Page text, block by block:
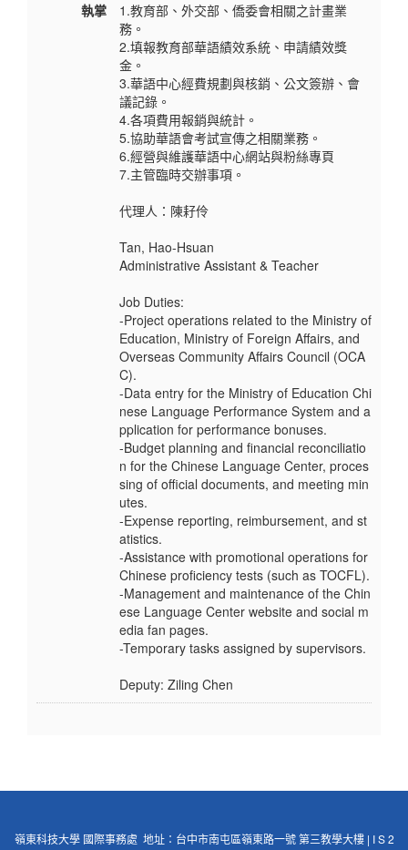
執掌
1.教育部、外交部、僑委會相關之計畫業
務。
2.填報教育部華語績效系統、申請績效獎
金。
3.華語中心經費規劃與核銷、公文簽辦、會
議記錄。
4.各項費用報銷與統計。
5.協助華語會考試宣傳之相關業務。
6.經營與維護華語中心網站與粉絲專頁
7.主管臨時交辦事項。
代理人：陳耔伶
Tan, Hao-Hsuan
Administrative Assistant & Teacher
Job Duties:
-Project operations related to the Ministry of
Education, Ministry of Foreign Affairs, and
Overseas Community Affairs Council (OCA
C).
-Data entry for the Ministry of Education Chi
nese Language Performance System and a
pplication for performance bonuses.
-Budget planning and financial reconciliatio
n for the Chinese Language Center, proces
sing of official documents, and meeting min
utes.
-Expense reporting, reimbursement, and st
atistics.
-Assistance with promotional operations for
Chinese proficiency tests (such as TOCFL).
-Management and maintenance of the Chin
ese Language Center website and social m
edia fan pages.
-Temporary tasks assigned by supervisors.
Deputy: Ziling Chen
嶺東科技大學 國際事務處 地址：台中市南屯區嶺東路一號 第三教學大樓 | I S 2